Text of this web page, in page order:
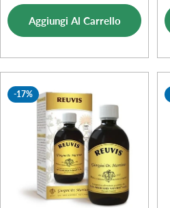
di
vendita
normale
Aggiungi Al Carrello
-17%